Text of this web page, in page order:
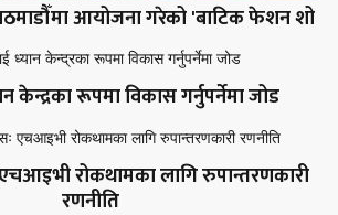
आयोजना गरेको 'बाटिक फेशन शो
केन्द्रका रूपमा विकास गर्नुपर्नेमा जोड
रोकथामका लागि रुपान्तरणकारी
रणनीति